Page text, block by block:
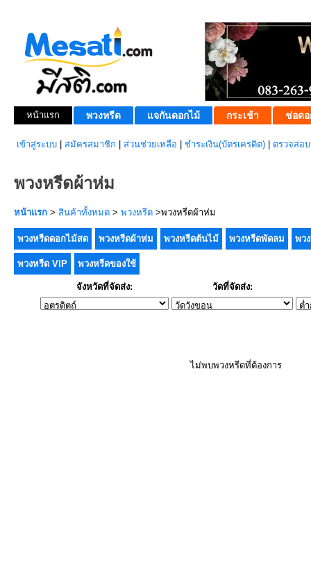
หน้าแรก พวงหรีด แจกันดอกไม้ กระเช้า ช่อดอ
เข้าสู่ระบบ สมัครสมาชิก ส่วนช่วยเหลือ ชำระเงิน(บัตรเครดิต) ตรวจสอ
พวงหรีดผ้าห่ม
หน้าแรก > สินค้าทั้งหมด > พวงหรีด >พวงหรีดผ้าห่ม
พวงหรีดดอกไม้สด พวงหรีดผ้าห่ม พวงหรีดต้นไม้ พวงหรีดพัดลม พว
พวงหรีด VIP พวงหรีดของใช้
จังหวัดที่จัดส่ง: วัดที่จัดส่ง:
ไม่พบพวงหรีดที่ต้องการ